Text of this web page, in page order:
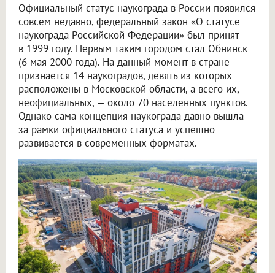
Официальный статус наукограда в России появился
совсем недавно, федеральный закон «О статусе
наукограда Российской Федерации» был принят
в 1999 году. Первым таким городом стал Обнинск
(6 мая 2000 года). На данный момент в стране
признается 14 наукоградов, девять из которых
расположены в Московской области, а всего их,
неофициальных, — около 70 населенных пунктов.
Однако сама концепция наукограда давно вышла
за рамки официального статуса и успешно
развивается в современных форматах.